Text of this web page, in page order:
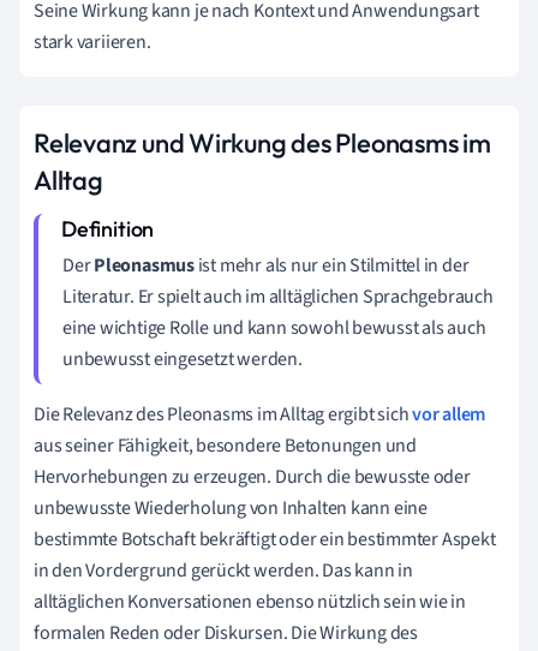
Seine Wirkung kann je nach Kontext und Anwendungsart
stark variieren.
Relevanz und Wirkung des Pleonasms im
Alltag
DerPleonasmusist mehr als nur ein Stilmittel in der
Literatur. Er spielt auch im alltäglichen Sprachgebrauch
eine wichtige Rolle und kann sowohl bewusst als auch
unbewusst eingesetzt werden.
Die Relevanz des Pleonasms im Alltag ergibt sichvor allem
aus seiner Fähigkeit, besondere Betonungen und
Hervorhebungen zu erzeugen. Durch die bewusste oder
unbewusste Wiederholung von Inhalten kann eine
bestimmte Botschaft bekräftigt oder ein bestimmter Aspekt
in den Vordergrund gerückt werden. Das kann in
alltäglichen Konversationen ebenso nützlich sein wie in
formalen Reden oder Diskursen. Die Wirkung des